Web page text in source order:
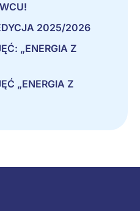
2025/2026
„ENERGIA Z
„ENERGIA Z